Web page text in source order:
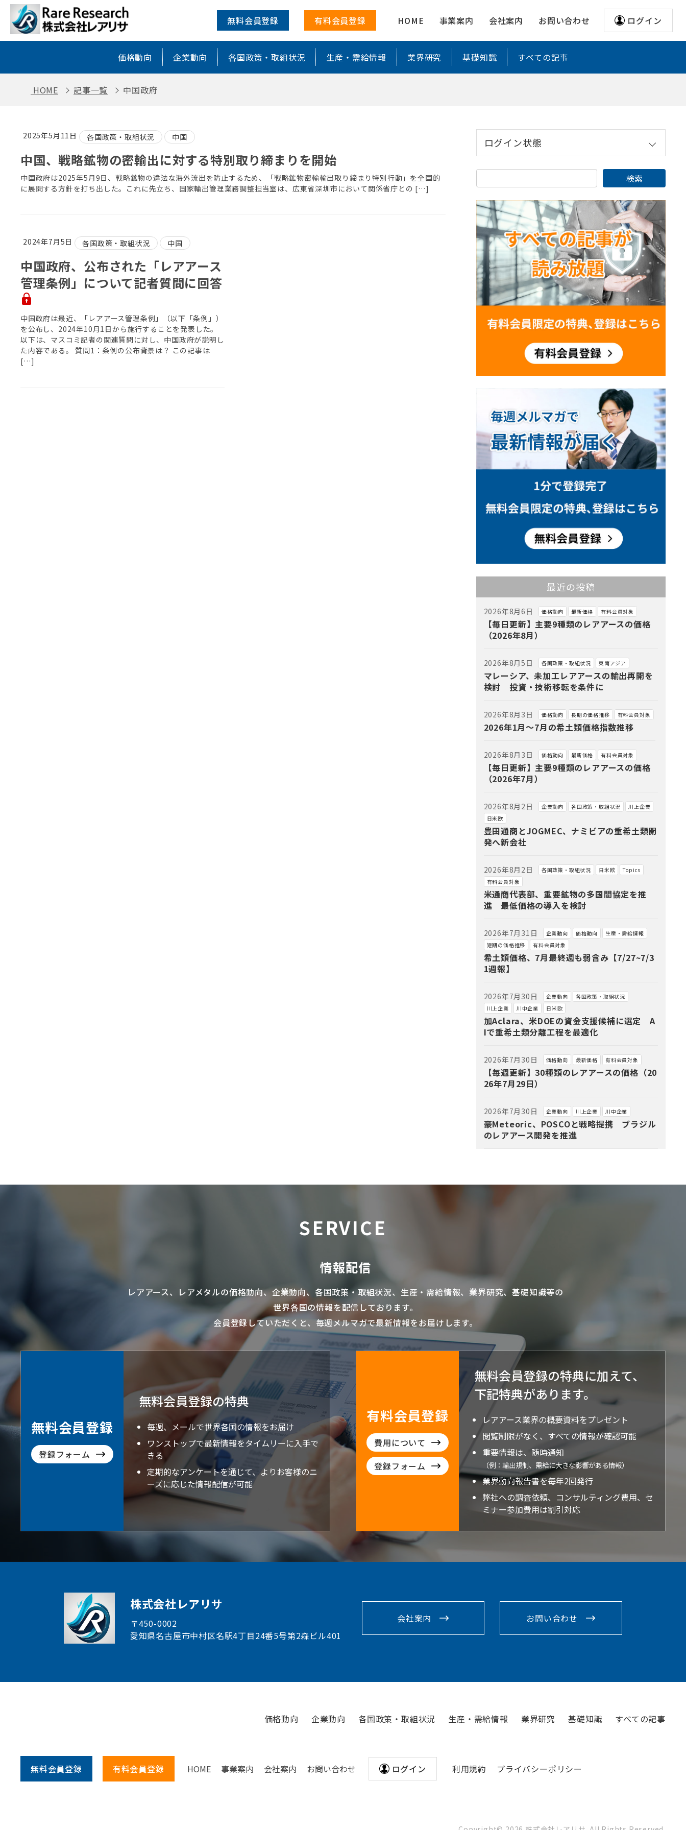
中国政府 ｜ レアアース・レアメタルに特化した情報を配信
無料会員登録 有料会員登録 HOME 事業案内 会社案内 お問い合わせ ログイン
価格動向 企業動向 各国政策・取組状況 生産・需給情報 業界研究 基礎知識 すべての記事
HOME 記事一覧 中国政府
2025年5月11日 各国政策・取組状況 中国
中国、戦略鉱物の密輸出に対する特別取り締まりを開始
中国政府は2025年5月9日、戦略鉱物の違法な海外流出を防止するため、「戦略鉱物密輸輸出取り締まり特別行動」を全国的
に展開する方針を打ち出した。これに先立ち、国家輸出管理業務調整担当室は、広東省深圳市において関係省庁との […]
2024年7月5日 各国政策・取組状況 中国
中国政府、公布された「レアアース
管理条例」について記者質問に回答
中国政府は最近、「レアアース管理条例」（以下「条例」）
を公布し、2024年10月1日から施行することを発表した。
以下は、マスコミ記者の関連質問に対し、中国政府が説明し
た内容である。 質問1：条例の公布背景は？ この記事は
[…]
ログイン状態
最近の投稿
2026年8月6日 価格動向 最新価格 有料会員対象
【毎日更新】主要9種類のレアアースの価格
（2026年8月）
2026年8月5日 各国政策・取組状況 東南アジア
マレーシア、未加工レアアースの輸出再開を
検討 投資・技術移転を条件に
2026年8月3日 価格動向 長期の価格推移 有料会員対象
2026年1月～7月の希土類価格指数推移
2026年8月3日 価格動向 最新価格 有料会員対象
【毎日更新】主要9種類のレアアースの価格
（2026年7月）
2026年8月2日 企業動向 各国政策・取組状況
川上企業
日米欧
豊田通商とJOGMEC、ナミビアの重希土類開
発へ新会社
2026年8月2日 各国政策・取組状況 日米欧
Topics
有料会員対象
米通商代表部、重要鉱物の多国間協定を推
進 最低価格の導入を検討
2026年7月31日 企業動向 価格動向
生産・需給情報
短期の価格推移
有料会員対象
希土類価格、7月最終週も弱含み【7/27~7/3
1週報】
2026年7月30日 企業動向
各国政策・取組状況
川上企業
川中企業 日米欧
加Aclara、米DOEの資金支援候補に選定 A
Iで重希土類分離工程を最適化
2026年7月30日 価格動向 最新価格 有料会員対象
【毎週更新】30種類のレアアースの価格（20
26年7月29日）
2026年7月30日 企業動向 川上企業 川中企業
豪Meteoric、POSCOと戦略提携 ブラジル
のレアアース開発を推進
SERVICE
情報配信
レアアース、 レアメタルの価格動向、企業動向、各国政策・取組状況、生産・需給情報、業界研究、基礎知識等の
世界各国の情報を配信しております。
会員登録していただくと、毎週メルマガで最新情報をお届けします。
無料会員登録
登録フォーム
無料会員登録の特典
毎週、メールで世界各国の情報をお届け
ワンストップで最新情報をタイムリーに入手で
きる
定期的なアンケートを通じて、よりお客様のニ
ーズに応じた情報配信が可能
有料会員登録
費用について
登録フォーム
無料会員登録の特典に加えて、
下記特典があります。
レアアース業界の概要資料をプレゼント
閲覧制限がなく、すべての情報が確認可能
重要情報は、随時通知
（例：輸出規制、需給に大きな影響がある情報）
業界動向報告書を毎年2回発行
弊社への調査依頼、コンサルティング費用、セ
ミナー参加費用は割引対応
株式会社レアリサ
〒450-0002
愛知県名古屋市中村区名駅4丁目24番5号第2森ビル401
会社案内 お問い合わせ
価格動向 企業動向 各国政策・取組状況 生産・需給情報 業界研究 基礎知識 すべての記事
無料会員登録 有料会員登録 HOME 事業案内 会社案内 お問い合わせ ログイン 利用規約 プライバシーポリシー